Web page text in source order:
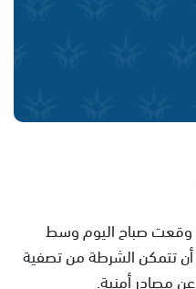
وقعت صباح اليوم وسط
تتمكن الشرطة من تصفية
مصادر أمنية.